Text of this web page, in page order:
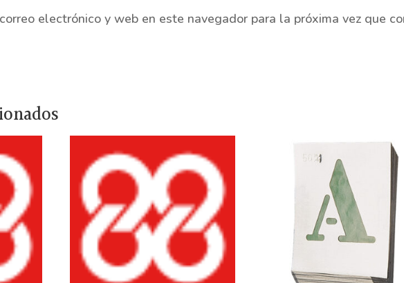
electrónico y web en este navegador para la próxima vez que